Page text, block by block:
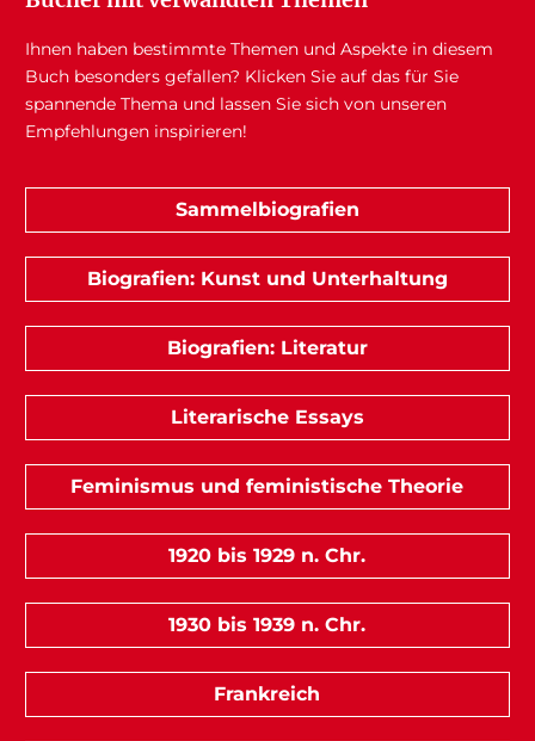
Ihnen haben bestimmte Themen und Aspekte in diesem
Buch besonders gefallen? Klicken Sie auf das für Sie
spannende Thema und lassen Sie sich von unseren
Empfehlungen inspirieren!
Sammelbiografien
Biografien: Kunst und Unterhaltung
Biografien: Literatur
Literarische Essays
Feminismus und feministische Theorie
1920 bis 1929 n. Chr.
1930 bis 1939 n. Chr.
Frankreich